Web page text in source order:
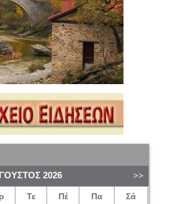
2026
Τε Πέ Πα Σά